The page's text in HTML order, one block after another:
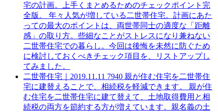
宅の計画。上手くまとめるためのチェックポイント完
全版。
年々人気が増している二世帯住宅。計画にあた
っての最大のポイントは、両世帯同士の適度な「距離
感」の取り方。些細なことがストレスになり兼ねない
二世帯住宅での暮らし。今回は後悔を未然に防ぐため
に検討しておくべきチェック項目を、リストアップし
てみました。
二世帯住宅｜ 2019.11.11 7940 親が住む住宅を二世帯住
宅に建替えることで、相続税を軽減できます。
親が住
む住宅を二世帯住宅に建て替えて、土地取得費用と相
続税の両方を節約する方が増えています。親名義の土